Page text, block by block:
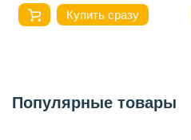
Купить сразу
Популярные товары